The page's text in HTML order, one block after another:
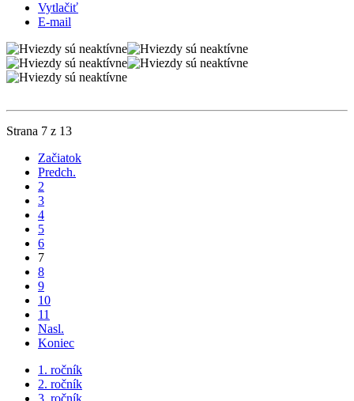
Vytlačiť
E-mail
Strana 7 z 13
Začiatok
Predch.
2
3
4
5
6
7
8
9
10
11
Nasl.
Koniec
1. ročník
2. ročník
3. ročník